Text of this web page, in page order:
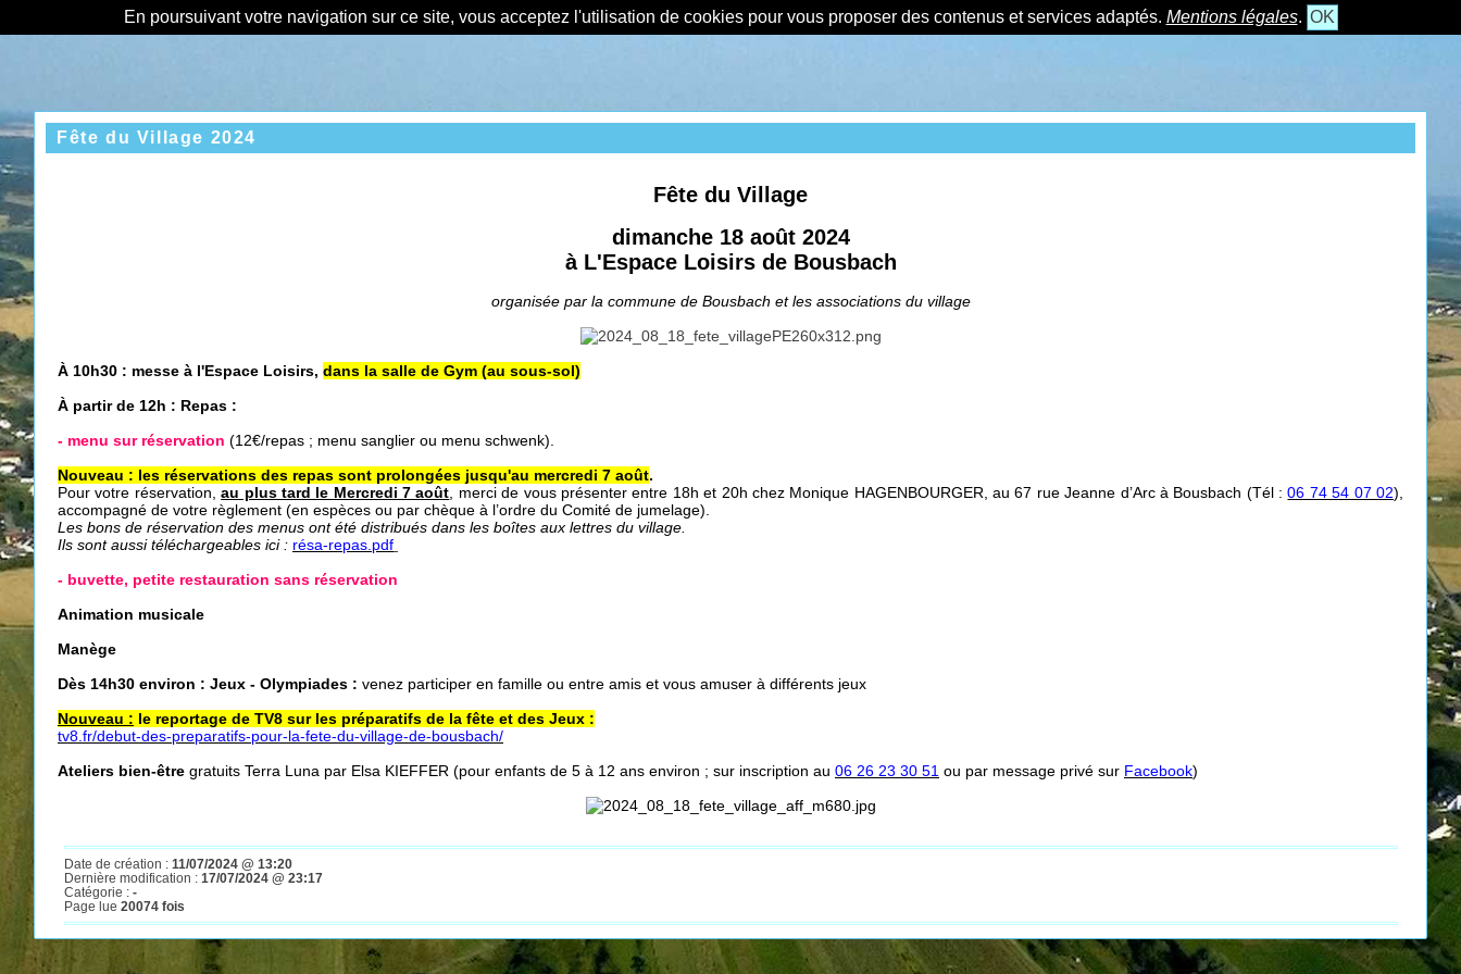
En poursuivant votre navigation sur ce site, vous acceptez l'utilisation de cookies pour vous proposer des contenus et services adaptés. Mentions légales. OK
Fête du Village 2024
Fête du Village
dimanche 18 août 2024
à L'Espace Loisirs de Bousbach
organisée par la commune de Bousbach et les associations du village
À 10h30 : messe à l'Espace Loisirs, dans la salle de Gym (au sous-sol)
À partir de 12h : Repas :
- menu sur réservation (12€/repas ; menu sanglier ou menu schwenk).
Nouveau : les réservations des repas sont prolongées jusqu'au mercredi 7 août.
Pour votre réservation,au plus tard le Mercredi 7 août , merci de vous présenter entre 18h et 20h chez Monique HAGENBOURGER, au 67 rue Jeanne d’Arc à Bousbach (Tél :06 74 54 07 02),
accompagné de votre règlement (en espèces ou par chèque à l’ordre du Comité de jumelage).
Les bons de réservation des menus ont été distribués dans les boîtes aux lettres du village.
Ils sont aussi téléchargeables ici : résa-repas.pdf
- buvette, petite restauration sans réservation
Animation musicale
Manège
Dès 14h30 environ : Jeux - Olympiades : venez participer en famille ou entre amis et vous amuser à différents jeux
Nouveau : le reportage de TV8 sur les préparatifs de la fête et des Jeux :
tv8.fr/debut-des-preparatifs-pour-la-fete-du-village-de-bousbach/
Ateliers bien-être gratuits Terra Luna par Elsa KIEFFER (pour enfants de 5 à 12 ans environ ; sur inscription au 06 26 23 30 51 ou par message privé sur Facebook)
Date de création : 11/07/2024 @ 13:20
Dernière modification : 17/07/2024 @ 23:17
Catégorie : -
Page lue 20074 fois